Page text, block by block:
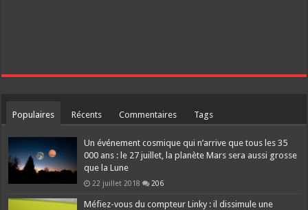
Populaires Récents Commentaires Tags
Un événement cosmique qui n’arrive que tous les 35
000 ans : le 27 juillet, la planète Mars sera aussi grosse
que la Lune
22 juillet 2018 206
Méfiez-vous du compteur Linky : il dissimule une